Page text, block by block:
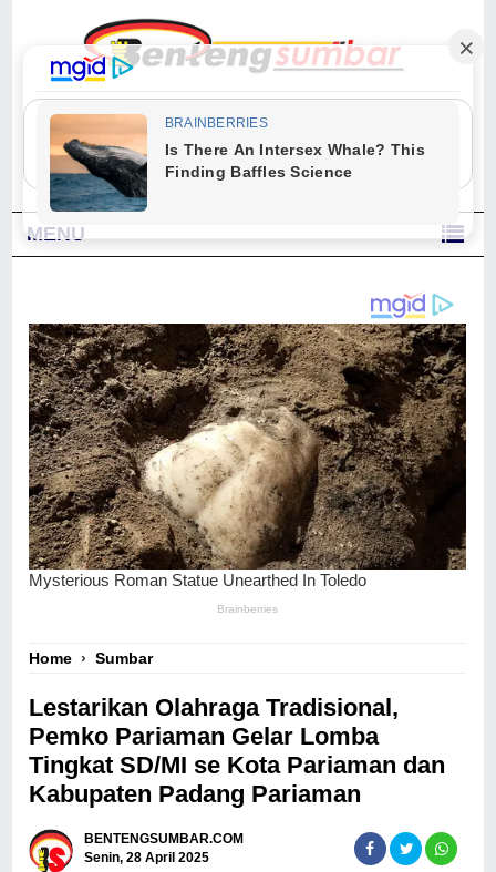
"Sesungguhnya Allah dan para malaikat-Nya berselawat untuk Nabi.
Wahai orang-orang yang beriman, berselawatlah kamu untuk Nabi dan
ucapkanlah salam dengan penuh penghormatan kepadanya." (Qs. Al
Ahzab Ayat 56)
MENU
Home ›Sumbar
Lestarikan Olahraga Tradisional,
Pemko Pariaman Gelar Lomba
Tingkat SD/MI se Kota Pariaman dan
Kabupaten Padang Pariaman
BENTENGSUMBAR.COM
Senin, 28 April 2025